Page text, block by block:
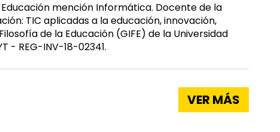
mención Informática. Docente de la
TIC aplicadas a la educación, innovación,
de la Educación (GIFE) de la Universidad
- REG-INV-18-02341.
VER MÁS